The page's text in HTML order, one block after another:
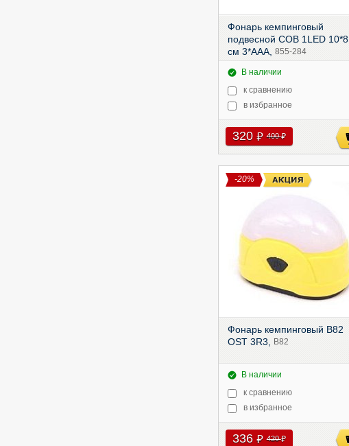
Фонарь кемпинговый
подвесной СОВ 1LED 10*8
см 3*ААА, 855-284
В наличии
к сравнению
в избранное
320 руб 400руб
-20%
Фонарь кемпинговый B82
OST 3R3,
B82
В наличии
к сравнению
в избранное
336 руб 420руб